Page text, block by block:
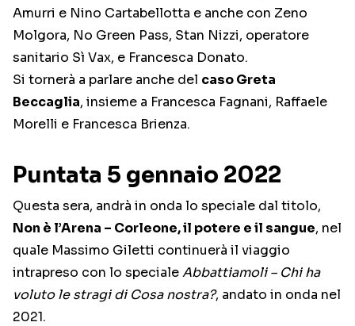
Amurri e Nino Cartabellotta e anche con Zeno
Molgora, No Green Pass, Stan Nizzi, operatore
sanitario Sì Vax, e Francesca Donato.
Si tornerà a parlare anche del caso Greta
Beccaglia, insieme a Francesca Fagnani, Raffaele
Morelli e Francesca Brienza.
Puntata 5 gennaio 2022
Questa sera, andrà in onda lo speciale dal titolo,
Non è l’Arena – Corleone, il potere e il sangue, nel
quale Massimo Giletti continuerà il viaggio
intrapreso con lo specialeAbbattiamoli – Chi ha
voluto le stragi di Cosa nostra?, andato in onda nel
2021.